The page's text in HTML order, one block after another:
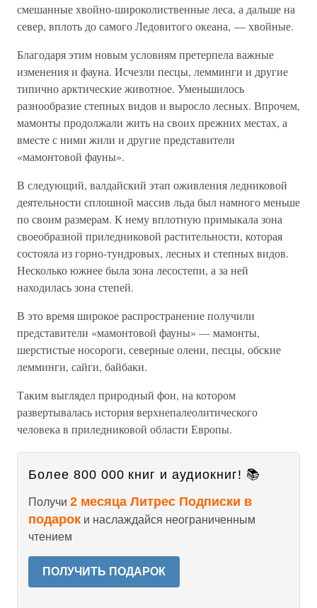
смешанные хвойно-широколиственные леса, а дальше на
север, вплоть до самого Ледовитого океана, — хвойные.
Благодаря этим новым условиям претерпела важные
изменения и фауна. Исчезли песцы, лемминги и другие
типично арктические животное. Уменьшилось
разнообразие степных видов и выросло лесных. Впрочем,
мамонты продолжали жить на своих прежних местах, а
вместе с ними жили и другие представители
«мамонтовой фауны».
В следующий, валдайский этап оживления ледниковой
деятельности сплошной массив льда был намного меньше
по своим размерам. К нему вплотную примыкала зона
своеобразной приледниковой растительности, которая
состояла из горно-тундровых, лесных и степных видов.
Несколько южнее была зона лесостепи, а за ней
находилась зона степей.
В это время широкое распространение получили
представители «мамонтовой фауны» — мамонты,
шерстистые носороги, северные олени, песцы, обские
лемминги, сайги, байбаки.
Таким выглядел природный фон, на котором
развертывалась история верхнепалеолитического
человека в приледниковой области Европы.
Более 800 000 книг и аудиокниг! 📚
Получи 2 месяца Литрес Подписки в
подарок и наслаждайся неограниченным
чтением
ПОЛУЧИТЬ ПОДАРОК